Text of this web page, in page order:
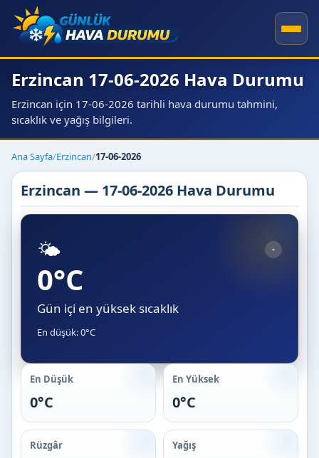
Erzincan 17-06-2026 Hava Durumu
Erzincan için 17-06-2026 tarihli hava durumu tahmini,
sıcaklık ve yağış bilgileri.
Ana Sayfa/Erzincan/17-06-2026
Erzincan — 17-06-2026 Hava Durumu
🌤️ -
0°C
Gün içi en yüksek sıcaklık
En düşük: 0°C
En Düşük
0°C
En Yüksek
0°C
Rüzgâr Yağış